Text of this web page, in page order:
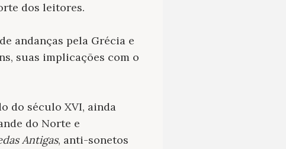
dos leitores.
andanças pela Grécia e
suas implicações com o
do século XVI, ainda
do Norte e
Antigas, anti-sonetos